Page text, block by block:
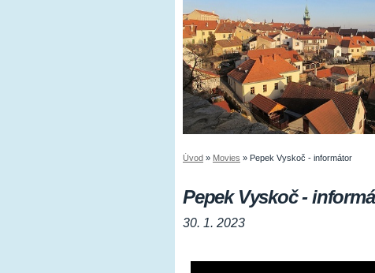
Úvod » Movies » Pepek Vyskoč - informátor
Pepek Vyskoč -
30. 1. 2023